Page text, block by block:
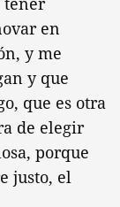
tener
en
y me
y que
que es otra
de elegir
porque
justo, el